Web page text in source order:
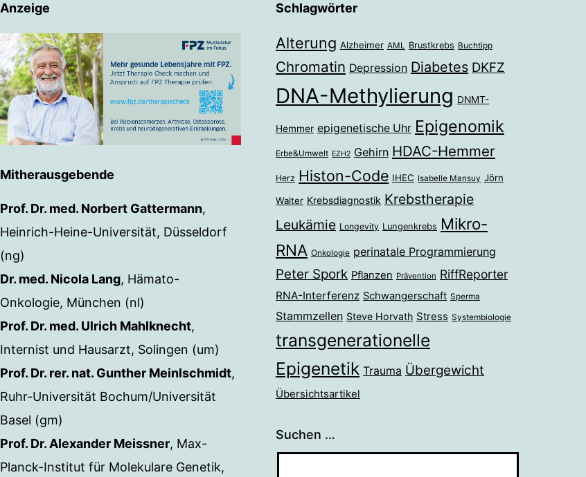
Anzeige
Mitherausgebende
Prof. Dr. med. Norbert Gattermann,
Heinrich-Heine-Universität, Düsseldorf
(ng)
Dr. med. Nicola Lang, Hämato-
Onkologie, München (nl)
Prof. Dr. med. Ulrich Mahlknecht,
Internist und Hausarzt, Solingen (um)
Prof. Dr. rer. nat. Gunther Meinlschmidt,
Ruhr-Universität Bochum/Universität
Basel (gm)
Prof. Dr. Alexander Meissner, Max-
Planck-Institut für Molekulare Genetik,
Schlagwörter
Alterung Alzheimer AML Brustkrebs Buchtipp
Chromatin Depression Diabetes DKFZ
DNA-Methylierung DNMT-
Hemmer epigenetische Uhr Epigenomik
Erbe&Umwelt EZH2 Gehirn HDAC-Hemmer
Herz Histon-Code IHEC Isabelle Mansuy Jörn
Walter Krebsdiagnostik Krebstherapie
Leukämie Longevity Lungenkrebs Mikro-
RNA Onkologie perinatale Programmierung
Peter Spork Pflanzen Prävention RiffReporter
RNA-Interferenz Schwangerschaft Sperma
Stammzellen Steve Horvath Stress Systembiologie
transgenerationelle
Epigenetik Trauma Übergewicht
Übersichtsartikel
Suchen …